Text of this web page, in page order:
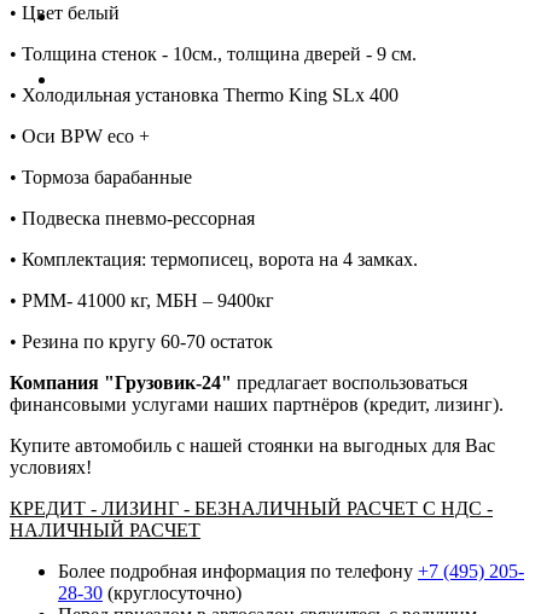
Автобусы
•⁠ ⁠Цвет белый
•⁠ ⁠Толщина стенок - 10см., толщина дверей - 9 см.
•⁠ ⁠Холодильная установка Thermo King SLx 400
•⁠ ⁠Оси BPW eco +
•⁠ ⁠Тормоза барабанные
•⁠ ⁠Подвеска пневмо-рессорная
•⁠ ⁠Комплектация: термописец, ворота на 4 замках.
•⁠ ⁠РММ- 41000 кг, МБН – 9400кг
•⁠ ⁠Резина по кругу 60-70 остаток
Компания "Грузовик-24" предлагает воспользоваться
финансовыми услугами наших партнёров (кредит, лизинг).
Купите автомобиль с нашей стоянки на выгодных для Вас
условиях!
КРЕДИТ - ЛИЗИНГ - БЕЗНАЛИЧНЫЙ РАСЧЕТ С НДС -
НАЛИЧНЫЙ РАСЧЕТ
Более подробная информация по телефону +7 (495) 205-
28-30 (круглосуточно)